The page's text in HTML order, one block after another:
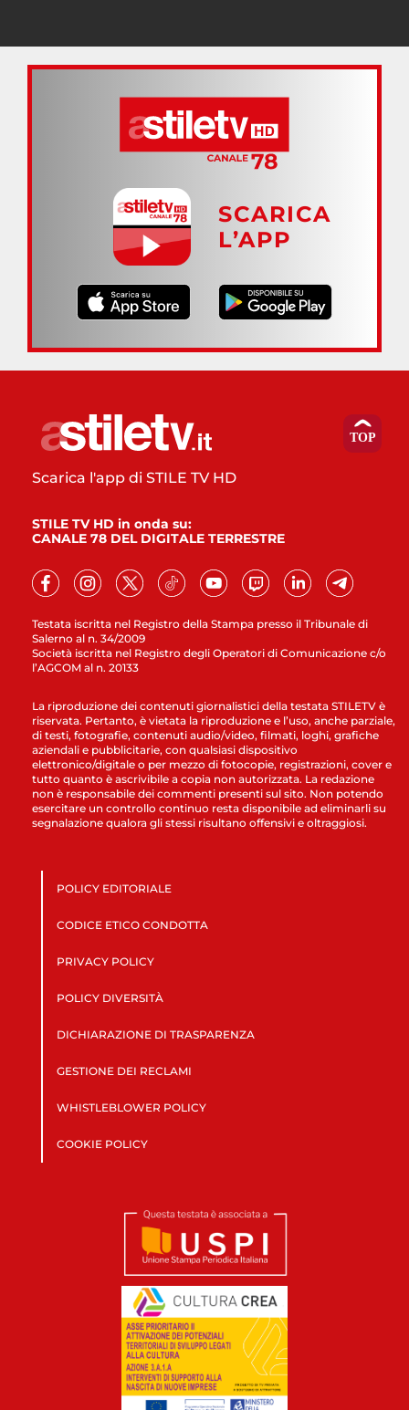
SCARICA
L’APP
Testata iscritta nel Registro della Stampa presso il Tribunale di
Salerno al n. 34/2009
Società iscritta nel Registro degli Operatori di Comunicazione c/o
l’AGCOM al n. 20133
Scarica l'app di STILE TV HD
STILE TV HD in onda su:
CANALE 78 DEL DIGITALE TERRESTRE
La riproduzione dei contenuti giornalistici della testata STILETV è
riservata. Pertanto, è vietata la riproduzione e l’uso, anche parziale,
di testi, fotografie, contenuti audio/video, filmati, loghi, grafiche
aziendali e pubblicitarie, con qualsiasi dispositivo
elettronico/digitale o per mezzo di fotocopie, registrazioni, cover e
tutto quanto è ascrivibile a copia non autorizzata. La redazione
non è responsabile dei commenti presenti sul sito. Non potendo
esercitare un controllo continuo resta disponibile ad eliminarli su
segnalazione qualora gli stessi risultano offensivi e oltraggiosi.
POLICY EDITORIALE
CODICE ETICO CONDOTTA
PRIVACY POLICY
POLICY DIVERSITÀ
DICHIARAZIONE DI TRASPARENZA
GESTIONE DEI RECLAMI
WHISTLEBLOWER POLICY
COOKIE POLICY